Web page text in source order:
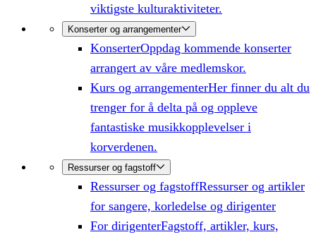
viktigste kulturaktiviteter.
Konserter og arrangementer
KonserterOppdag kommende konserter
arrangert av våre medlemskor.
Kurs og arrangementerHer finner du alt du
trenger for å delta på og oppleve
fantastiske musikkopplevelser i
korverdenen.
Ressurser og fagstoff
Ressurser og fagstoffRessurser og artikler
for sangere, korledelse og dirigenter
For dirigenterFagstoff, artikler, kurs,